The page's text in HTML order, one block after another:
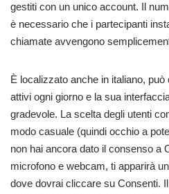
gestiti con un unico account. Il
è necessario che i partecipanti
chiamate avvengono
È localizzato anche in italiano,
attivi ogni giorno e la sua
gradevole. La scelta degli utenti
modo casuale (quindi occhio a
non hai ancora dato il consenso a
microfono e webcam, ti apparirà
dove dovrai cliccare su Consenti.